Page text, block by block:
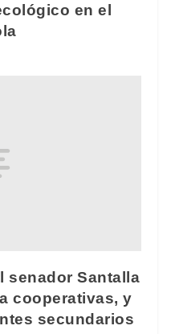
en el
senador Santalla
cooperativas, y
secundarios